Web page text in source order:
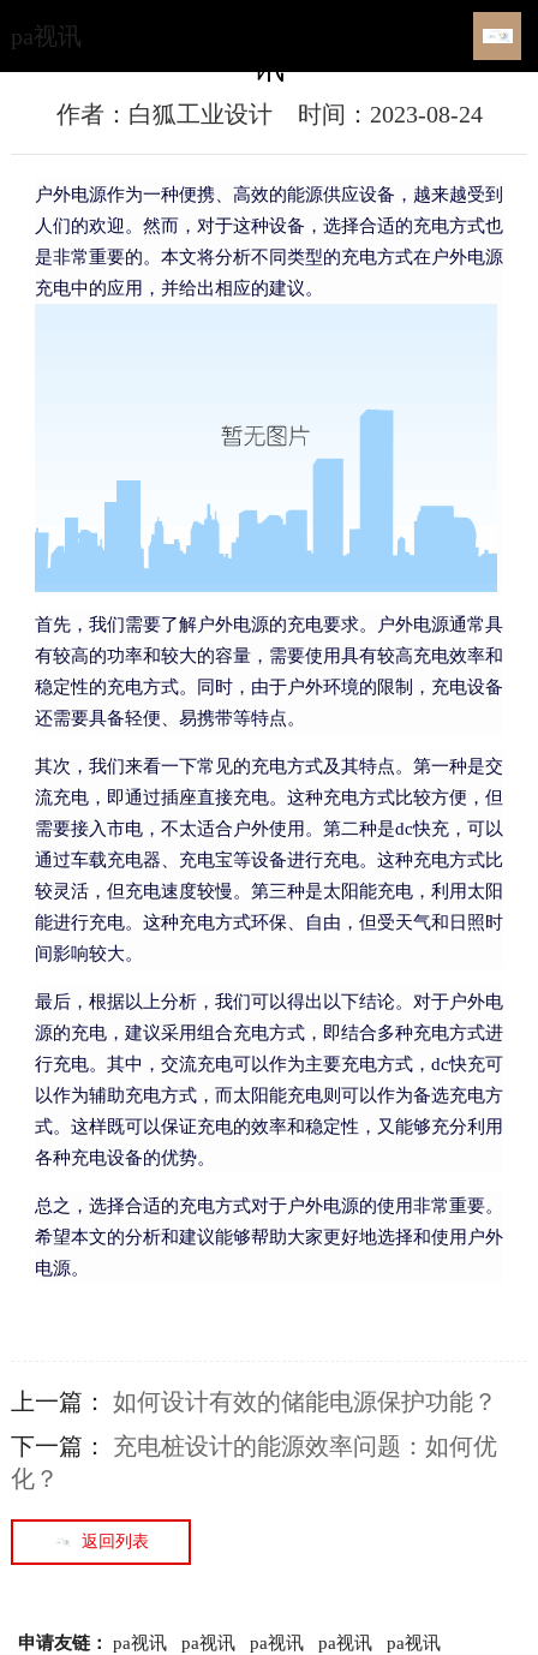
pa视讯
哪种充电方式最适合户外电源？-pa视
讯
作者：白狐工业设计 时间：2023-08-24
户外电源作为一种便携、高效的能源供应设备，越来越受到
人们的欢迎。然而，对于这种设备，选择合适的充电方式也
是非常重要的。本文将分析不同类型的充电方式在户外电源
充电中的应用，并给出相应的建议。
首先，我们需要了解户外电源的充电要求。户外电源通常具
有较高的功率和较大的容量，需要使用具有较高充电效率和
稳定性的充电方式。同时，由于户外环境的限制，充电设备
还需要具备轻便、易携带等特点。
其次，我们来看一下常见的充电方式及其特点。第一种是交
流充电，即通过插座直接充电。这种充电方式比较方便，但
需要接入市电，不太适合户外使用。第二种是dc快充，可以
通过车载充电器、充电宝等设备进行充电。这种充电方式比
较灵活，但充电速度较慢。第三种是太阳能充电，利用太阳
能进行充电。这种充电方式环保、自由，但受天气和日照时
间影响较大。
最后，根据以上分析，我们可以得出以下结论。对于户外电
源的充电，建议采用组合充电方式，即结合多种充电方式进
行充电。其中，交流充电可以作为主要充电方式，dc快充可
以作为辅助充电方式，而太阳能充电则可以作为备选充电方
式。这样既可以保证充电的效率和稳定性，又能够充分利用
各种充电设备的优势。
总之，选择合适的充电方式对于户外电源的使用非常重要。
希望本文的分析和建议能够帮助大家更好地选择和使用户外
电源。
上一篇： 如何设计有效的储能电源保护功能？
下一篇： 充电桩设计的能源效率问题：如何优
化？
返回列表
申请友链： pa视讯 pa视讯 pa视讯 pa视讯 pa视讯